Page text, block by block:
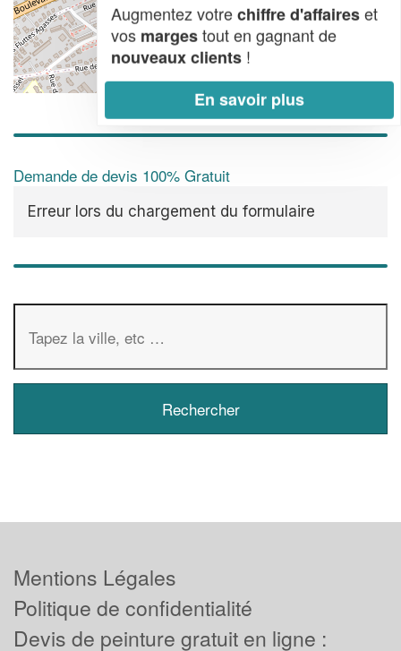
Leaflet| Map data ©OpenStreetMap contributors,CC-BY-SA
Demande de devis 100% Gratuit
Erreur lors du chargement du formulaire
Augmentez votrechiffre d'affaireset
vos margestout en gagnant de
nouveaux clients !
En savoir plus
Mentions Légales
Politique de confidentialité
Devis de peinture gratuit en ligne :